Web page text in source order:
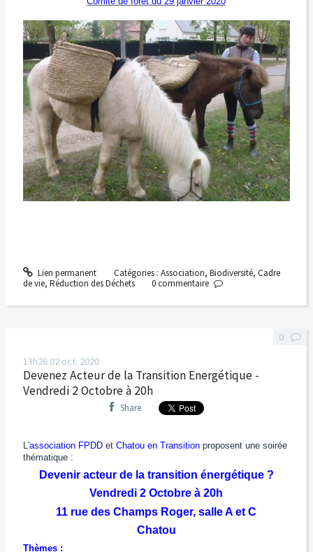
Lien permanent Catégories : Association, Biodiversité, Cadre
de vie, Réduction des Déchets 0commentaire
13h26 02 oct. 2020
Devenez Acteur de la Transition Energétique -
Vendredi 2 Octobre à 20h
Share
L'association FPDDet Chatou en Transitionproposent une soirée
thématique :
Devenir acteur de la transition énergétique ?
Vendredi 2 Octobre à 20h
11 rue des Champs Roger, salle A et C
Chatou
Thèmes :
0